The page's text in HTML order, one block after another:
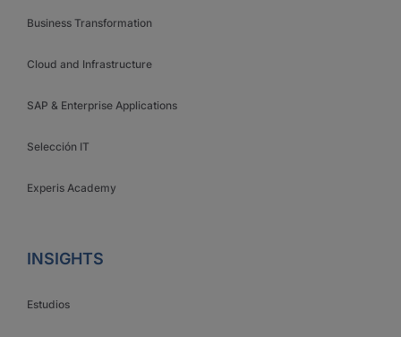
Business Transformation
Cloud and Infrastructure
SAP & Enterprise Applications
Selección IT
Experis Academy
INSIGHTS
Estudios